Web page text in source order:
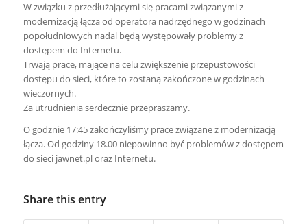
W związku z przedłużającymi się pracami związanymi z
modernizacją łącza od operatora nadrzędnego w godzinach
popołudniowych nadal będą występowały problemy z
dostępem do Internetu.
Trwają prace, mające na celu zwiększenie przepustowości
dostępu do sieci, które to zostaną zakończone w godzinach
wieczornych.
Za utrudnienia serdecznie przepraszamy.
O godznie 17:45 zakończyliśmy prace związane z modernizacją
łącza. Od godziny 18.00 niepowinno być problemów z dostępem
do sieci jawnet.pl oraz Internetu.
Share this entry